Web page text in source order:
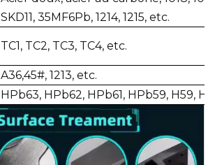
SKD11, 35MF6Pb, 1214, 1215, etc.
TC1, TC2, TC3, TC4, etc.
A36,45#, 1213, etc.
HPb63, HPb62, HPb61, HPb59, H59,